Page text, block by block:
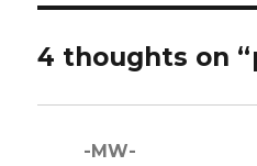
4 thoughts on
-MW-